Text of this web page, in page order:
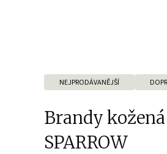
NEJPRODÁVANĚJŠÍ
Brandy
SPARROW